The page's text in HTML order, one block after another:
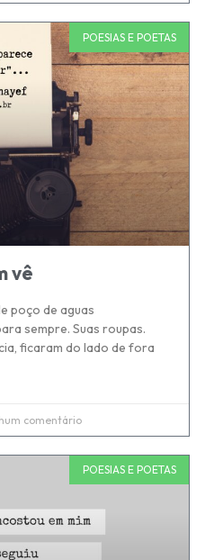
POESIAS E POETAS
vê
poço de aguas
sempre. Suas roupas.
ficaram do lado de fora
comentário
POESIAS E POETAS